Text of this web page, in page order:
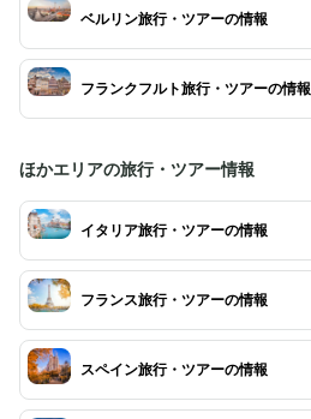
ベルリン旅行・ツアーの情報
フランクフルト旅行・ツアーの情報
ほかエリアの旅行・ツアー情報
イタリア旅行・ツアーの情報
フランス旅行・ツアーの情報
スペイン旅行・ツアーの情報